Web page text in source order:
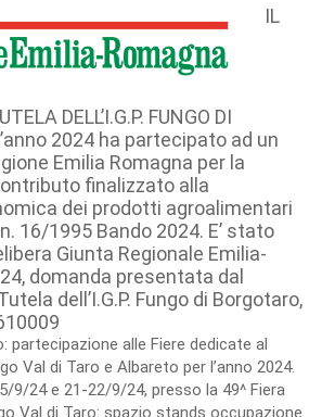
IL
DELL’I.G.P. FUNGO DI
2024 ha partecipato ad un
Emilia Romagna per la
finalizzato alla
dei prodotti agroalimentari
16/1995 Bando 2024. E’ stato
Giunta Regionale Emilia-
domanda presentata dal
dell’I.G.P. Fungo di Borgotaro,
partecipazione alle Fiere dedicate al
Val di Taro e Albareto per l’anno 2024.
9/24 e 21-22/9/24, presso la 49^ Fiera
Val di Taro: spazio stands occupazione